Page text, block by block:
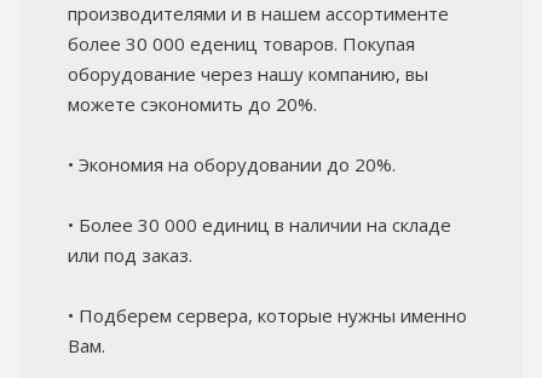
производителями и в нашем ассортименте
более 30 000 едениц товаров. Покупая
оборудование через нашу компанию, вы
можете сэкономить до 20%.
• Экономия на оборудовании до 20%.
• Более 30 000 единиц в наличии на складе
или под заказ.
• Подберем сервера, которые нужны именно
Вам.